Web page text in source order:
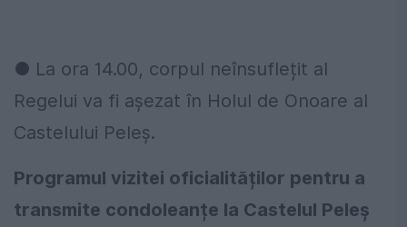
● La ora 14.00, corpul neînsuflețit al
Regelui va fi așezat în Holul de Onoare al
Castelului Peleș.
Programul vizitei oficialităților pentru a
transmite condoleanțe la Castelul Peleș